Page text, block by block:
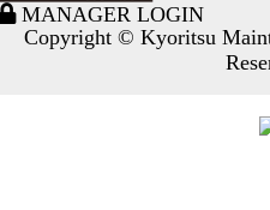
MANAGER LOGIN
Copyright © Kyoritsu